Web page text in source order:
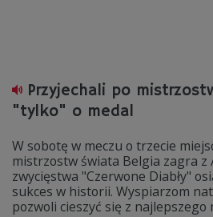
Przyjechali po
"tylko" o medal
W sobotę w meczu o trzecie
mistrzostw świata Belgia zagra z
zwycięstwa "Czerwone Diabły"
sukces w historii. Wyspiarzom
pozwoli cieszyć się z najlepszego